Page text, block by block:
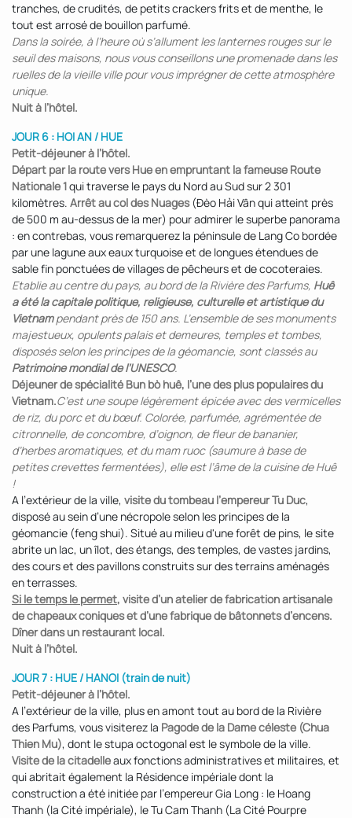
tranches, de crudités, de petits crackers frits et de menthe, le
tout est arrosé de bouillon parfumé.
Dans la soirée, à l’heure où s’allument les lanternes rouges sur le
seuil des maisons, nous vous conseillons une promenade dans les
ruelles de la vieille ville pour vous imprégner de cette atmosphère
unique.
Nuit à l’hôtel.
JOUR 6 : HOI AN / HUE
Petit-déjeuner à l’hôtel.
Départ par la route vers Hue en empruntant la fameuse Route
Nationale 1qui traverse le pays du Nord au Sud sur 2 301
kilomètres. Arrêt au col des Nuages(Đèo Hải Vân qui atteint près
de 500 m au-dessus de la mer) pour admirer le superbe panorama
: en contrebas, vous remarquerez la péninsule de Lang Co bordée
par une lagune aux eaux turquoise et de longues étendues de
sable fin ponctuées de villages de pêcheurs et de cocoteraies.
Etablie au centre du pays, au bord de la Rivière des Parfums, Huê
a été la capitale politique, religieuse, culturelle et artistique du
Vietnampendant près de 150 ans. L’ensemble de ses monuments
majestueux, opulents palais et demeures, temples et tombes,
disposés selon les principes de la géomancie, sont classés au
Patrimoine mondial de l’UNESCO.
Déjeuner de spécialité Bun bò huê, l’une des plus populaires du
Vietnam.C’est une soupe légèrement épicée avec des vermicelles
de riz, du porc et du bœuf. Colorée, parfumée, agrémentée de
citronnelle, de concombre, d’oignon, de fleur de bananier,
d’herbes aromatiques, et du mam ruoc (saumure à base de
petites crevettes fermentées), elle est l’âme de la cuisine de Huê
!
A l’extérieur de la ville, visite du tombeau l’empereur Tu Duc,
disposé au sein d’une nécropole selon les principes de la
géomancie (feng shui). Situé au milieu d'une forêt de pins, le site
abrite un lac, un îlot, des étangs, des temples, de vastes jardins,
des cours et des pavillons construits sur des terrains aménagés
en terrasses.
Si le temps le permet, visite d’un atelier de fabrication artisanale
de chapeaux coniques et d’une fabrique de bâtonnets d’encens.
Dîner dans un restaurant local.
Nuit à l’hôtel.
JOUR 7 : HUE / HANOI (train de nuit)
Petit-déjeuner à l’hôtel.
A l’extérieur de la ville, plus en amont tout au bord de la Rivière
des Parfums, vous visiterez la Pagode de la Dame céleste (Chua
Thien Mu), dont le stupa octogonal est le symbole de la ville.
Visite de la citadelleaux fonctions administratives et militaires, et
qui abritait également la Résidence impériale dont la
construction a été initiée par l’empereur Gia Long : le Hoang
Thanh (la Cité impériale), le Tu Cam Thanh (La Cité Pourpre